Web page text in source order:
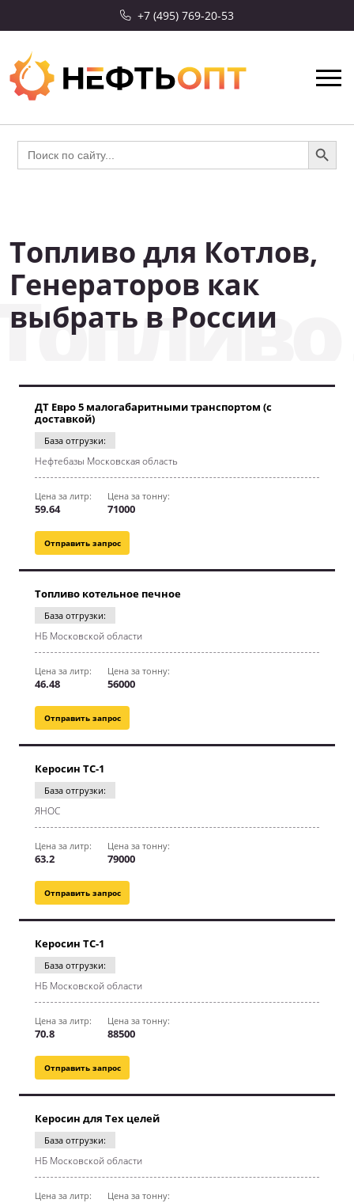
+7 (495) 769-20-53
Search
for:
Search Button
Топливо для Котлов,
Генераторов как
выбрать в России
Отправить запрос
ДТ Евро 5 малогабаритными транспортом (с
доставкой)
База отгрузки:
Нефтебазы Московская область
Цена за литр:
59.64
Цена за тонну:
71000
Отправить запрос
Топливо котельное печное
База отгрузки:
НБ Московской области
Цена за литр:
46.48
Цена за тонну:
56000
Отправить запрос
Керосин ТС-1
База отгрузки:
ЯНОС
Цена за литр:
63.2
Цена за тонну:
79000
Отправить запрос
Керосин ТС-1
База отгрузки:
НБ Московской области
Цена за литр:
70.8
Цена за тонну:
88500
Керосин для Тех целей
База отгрузки:
НБ Московской области
Цена за литр: Цена за тонну:
СКИДКА 10%